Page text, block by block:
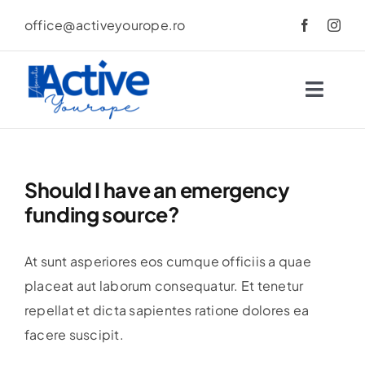
office@activeyourope.ro
Proiecte
Implică-te
Should I have an emergency
funding source?
At sunt asperiores eos cumque officiis a quae
placeat aut laborum consequatur. Et tenetur
repellat et dicta sapientes ratione dolores ea
facere suscipit.